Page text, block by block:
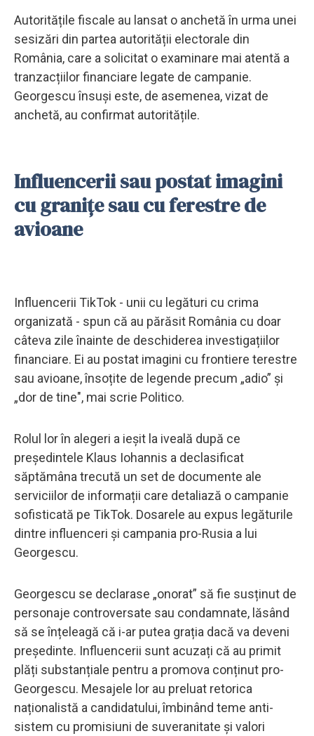
Autoritățile fiscale au lansat o anchetă în urma unei
sesizări din partea autorității electorale din
România, care a solicitat o examinare mai atentă a
tranzacțiilor financiare legate de campanie.
Georgescu însuși este, de asemenea, vizat de
anchetă, au confirmat autoritățile.
Influencerii sau postat imagini
cu granițe sau cu ferestre de
avioane
Influencerii TikTok - unii cu legături cu crima
organizată - spun că au părăsit România cu doar
câteva zile înainte de deschiderea investigațiilor
financiare. Ei au postat imagini cu frontiere terestre
sau avioane, însoțite de legende precum „adio” și
„dor de tine", mai scrie Politico.
Rolul lor în alegeri a ieșit la iveală după ce
președintele Klaus Iohannis a declasificat
săptămâna trecută un set de documente ale
serviciilor de informații care detaliază o campanie
sofisticată pe TikTok. Dosarele au expus legăturile
dintre influenceri și campania pro-Rusia a lui
Georgescu.
Georgescu se declarase „onorat” să fie susținut de
personaje controversate sau condamnate, lăsând
să se înțeleagă că i-ar putea grația dacă va deveni
președinte. Influencerii sunt acuzați că au primit
plăți substanțiale pentru a promova conținut pro-
Georgescu. Mesajele lor au preluat retorica
naționalistă a candidatului, îmbinând teme anti-
sistem cu promisiuni de suveranitate și valori